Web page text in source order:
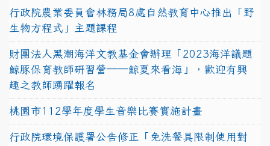
行政院農業委員會林務局8處自然教育中心推出「野
生物方程式」主題課程
財團法人黑潮海洋文教基金會辦理「2023海洋議題
鯨豚保育教師研習營──鯨夏來看海」，歡迎有興
趣之教師踴躍報名
桃園市112學年度學生音樂比賽實施計畫
行政院環境保護署公告修正「免洗餐具限制使用對